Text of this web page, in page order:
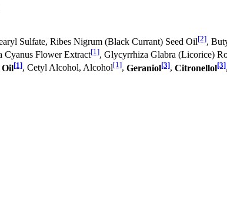
Sulfate, Ribes Nigrum (Black Currant) Seed Oil[2],
Cyanus Flower Extract[1], Glycyrrhiza Glabra (Licorice)
Oil[1], Cetyl Alcohol, Alcohol[1], Geraniol[3], Citronellol[3],